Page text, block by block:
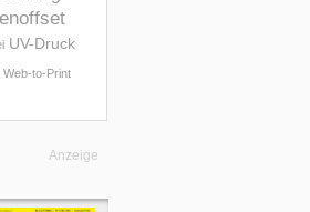
UV-Druck
Web-to-Print
Anzeige